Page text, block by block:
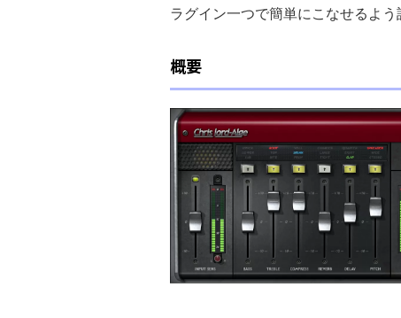
ラグイン一つで簡単にこなせるよう
概要